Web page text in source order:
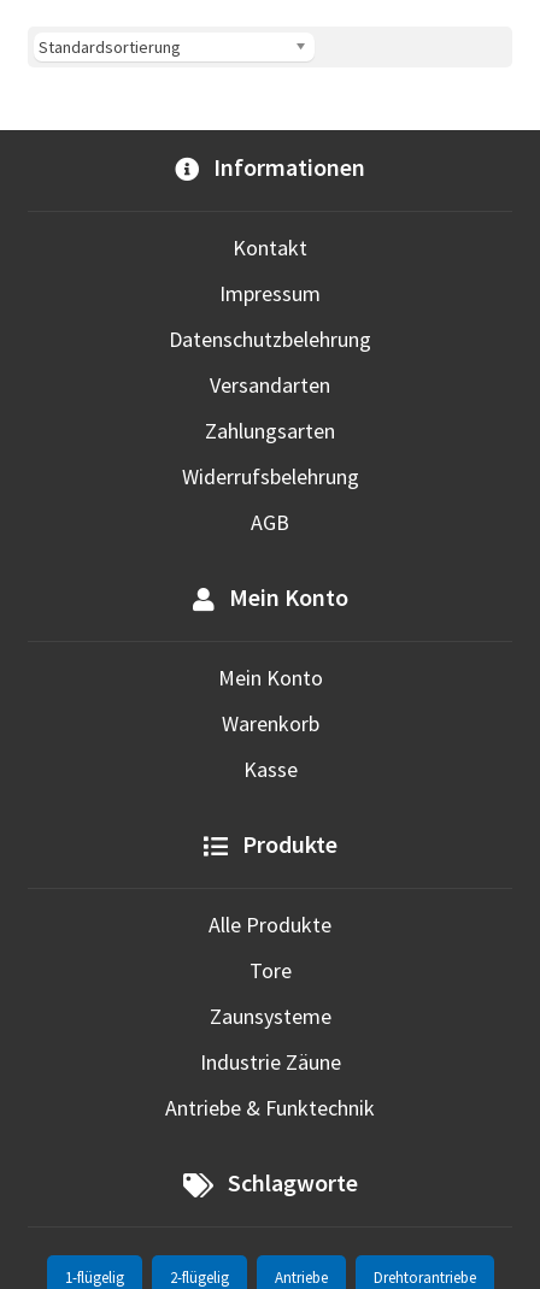
Informationen
Kontakt
Impressum
Datenschutzbelehrung
Versandarten
Zahlungsarten
Widerrufsbelehrung
AGB
Mein Konto
Mein Konto
Warenkorb
Kasse
Produkte
Alle Produkte
Tore
Zaunsysteme
Industrie Zäune
Antriebe & Funktechnik
Schlagworte
1-flügelig 2-flügelig Antriebe Drehtorantriebe